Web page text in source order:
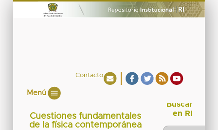
Contacto
Menú
Cuestiones fundamentales
de la física contemporánea
Buscar
en RI